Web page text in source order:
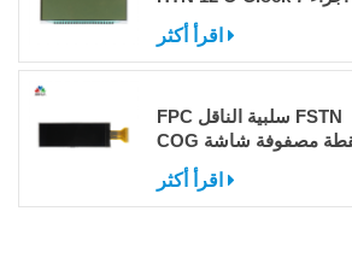
اقرأ أكثر
FPC سلبية الناقل FSTN
COG نقطة مصفوفة شاشة
اقرأ أكثر